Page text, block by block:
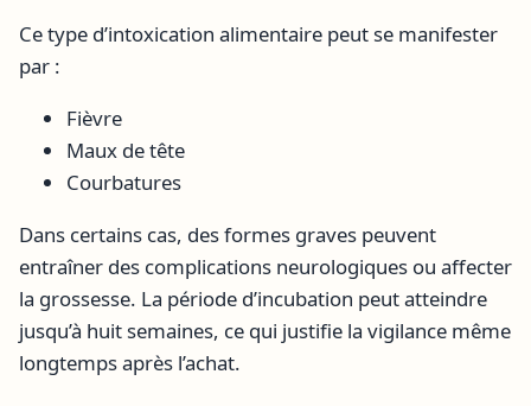
Ce type d’intoxication alimentaire peut se manifester
par :
Fièvre
Maux de tête
Courbatures
Dans certains cas, des formes graves peuvent
entraîner des complications neurologiques ou affecter
la grossesse. La période d’incubation peut atteindre
jusqu’à huit semaines, ce qui justifie la vigilance même
longtemps après l’achat.